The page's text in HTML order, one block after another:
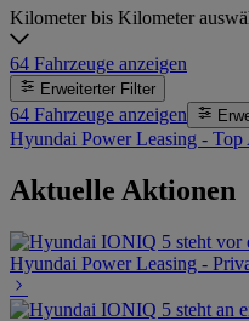
Kilometer bis Kilometer
64 Fahrzeuge anzeigen
Erweiterter Filter
64 Fahrzeuge anzeigen
Hyundai Power Leasing -
Aktuelle Aktionen
Hyundai Power Leasing -